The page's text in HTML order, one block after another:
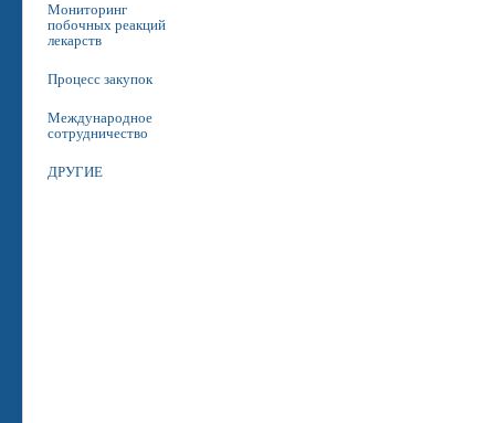
Мониторинг
побочных реакций
лекарств
Процесс закупок
Международное
сотрудничество
ДРУГИЕ